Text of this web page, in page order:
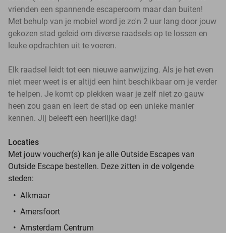
vrienden een spannende escaperoom maar dan buiten!
Met behulp van je mobiel word je zo'n 2 uur lang door jouw
gekozen stad geleid om diverse raadsels op te lossen en
leuke opdrachten uit te voeren.
Elk raadsel leidt tot een nieuwe aanwijzing. Als je het even
niet meer weet is er altijd een hint beschikbaar om je verder
te helpen. Je komt op plekken waar je zelf niet zo gauw
heen zou gaan en leert de stad op een unieke manier
kennen. Jij beleeft een heerlijke dag!
Locaties
Met jouw voucher(s) kan je alle Outside Escapes van
Outside Escape bestellen. Deze zitten in de volgende
steden:
Alkmaar
Amersfoort
Amsterdam Centrum